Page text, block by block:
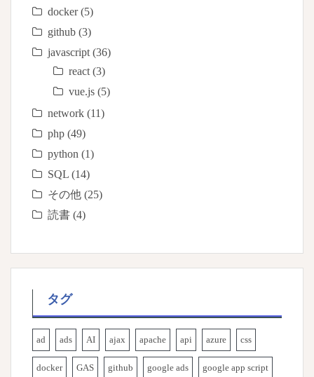
docker(5)
github (3)
javascript (36)
react (3)
vue.js (5)
network (11)
php (49)
python (1)
SQL (14)
その他 (25)
読書 (4)
タグ
ad ads AI ajax apache api azure css
docker GAS github google ads google app script